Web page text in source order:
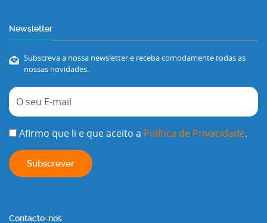
Newsletter
Subscreva a nossa newsletter e receba comodamente todas as
nossas novidades.
Afirmo que li e que aceito a Política de Privacidade.
Contacte-nos